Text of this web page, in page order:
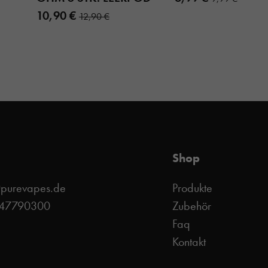
10,90 € 12,90 €
Shop
Produkte
Zubehör
Faq
Kontakt